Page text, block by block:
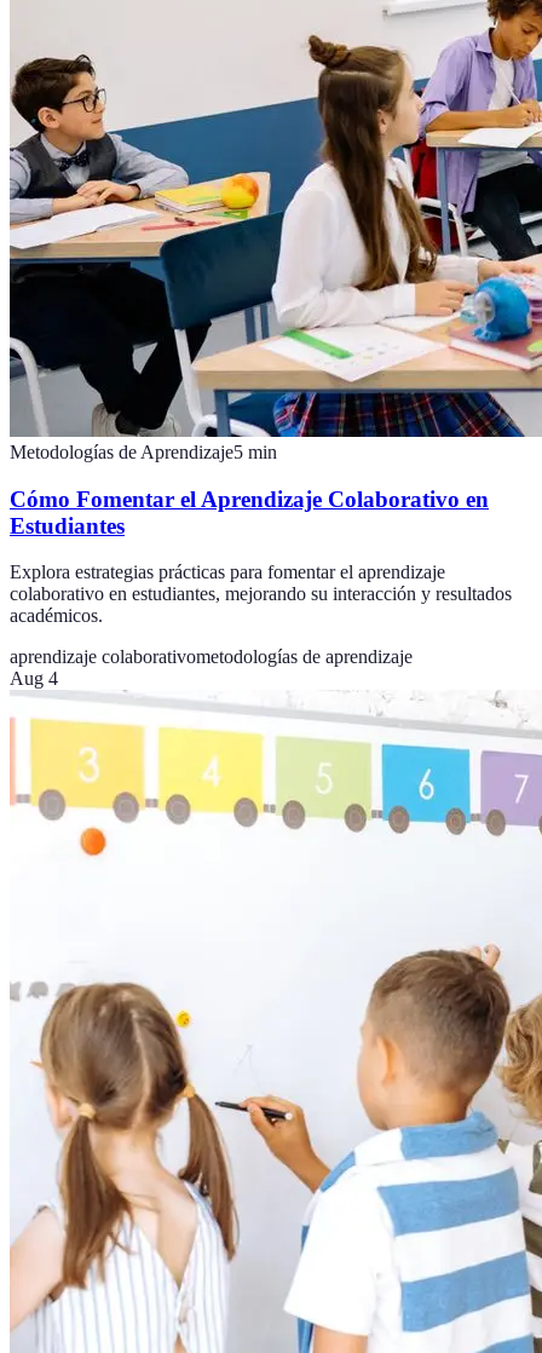
Metodologías de Aprendizaje5 min
Cómo Fomentar el Aprendizaje Colaborativo en
Estudiantes
Explora estrategias prácticas para fomentar el aprendizaje
colaborativo en estudiantes, mejorando su interacción y resultados
académicos.
aprendizaje colaborativometodologías de aprendizaje
Aug 4